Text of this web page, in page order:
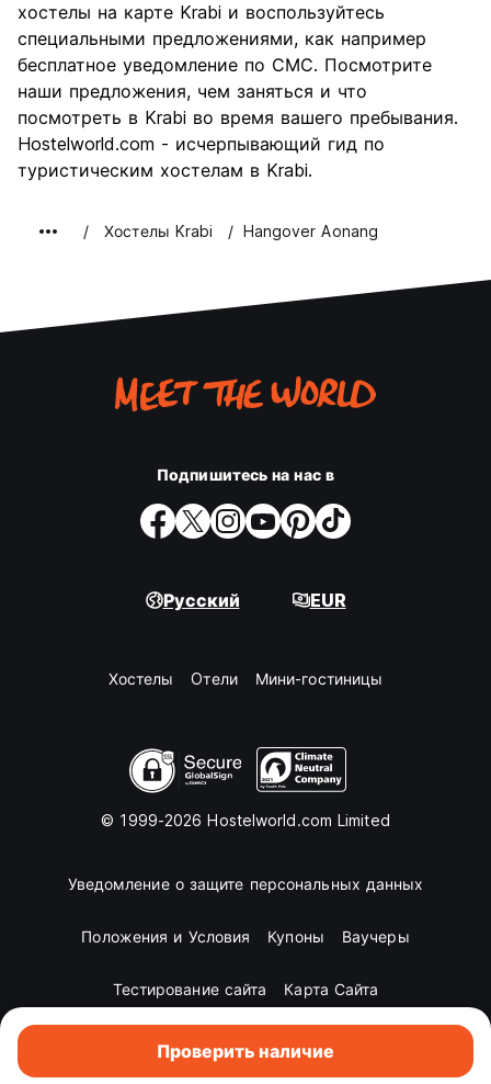
Проверить наличие
Соотношение цены и
качества
хостелы на карте Krabi и воспользуйтесь
специальными предложениями, как например
бесплатное уведомление по СМС. Посмотрите
наши предложения, чем заняться и что
посмотреть в Krabi во время вашего пребывания.
Hostelworld.com - исчерпывающий гид по
туристическим хостелам в Krabi.
Хостелы Krabi Hangover Aonang
Подпишитесь на нас в
Русский EUR
Хостелы Oтели Мини-гостиницы
© 1999-2026 Hostelworld.com Limited
Уведомление о защите персональных данных
Положения и Условия Купоны Ваучеры
Тестирование сайта Карта Сайта